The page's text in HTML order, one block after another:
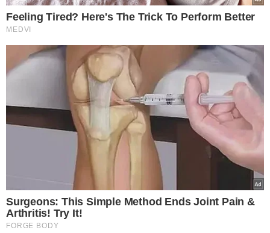
notas mais frutadas e florais, enquanto os da Bahia são
conhecidos por sabores mais intensos e amendoados.
Leia o rótulo antes de comprar
Especialistas recomendam que o consumidor vá além da
embalagem chamativa e analise as informações do
produto. Chocolates de qualidade normalmente
possuem uma composição simples, maior concentração
de cacau e transparência sobre a origem da matéria-
prima.
Na prática, a dica mais importante continua sendo uma
das mais simples: antes de colocar a barra no carrinho,
leia atentamente o rótulo. Isso ajuda a diferenciar um
chocolate verdadeiro de produtos que apenas imitam